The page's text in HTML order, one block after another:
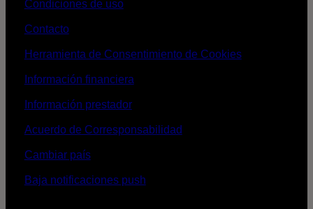
Condiciones de uso
Contacto
Herramienta de Consentimiento de Cookies
Información financiera
Información prestador
Acuerdo de Corresponsabilidad
Cambiar país
Baja notificaciones push